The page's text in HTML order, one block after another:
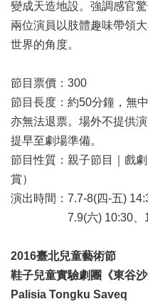
開
資
訊
作
權
聲
明
隱
私
權
保
策
資
訊
變成天造地設。強調感官
兩位演員以肢體趣味帶領
世界的角度。
節目票價：300
節目長度：約50分鐘，無
亦無法退票。場外不提供
提早至劇場準備。
節目性質：親子節目｜戲
賞）
演出時間：7.7-8(四-五)
7.9(六) 10:30、
2016臺北兒童藝術節
鞋子兒童實驗劇團《東谷沙
Palisia Tongku Saveq